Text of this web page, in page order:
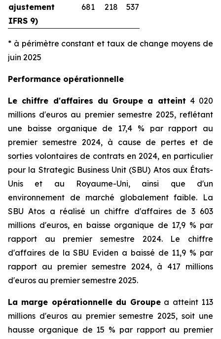
ajustement
IFRS 9)
681 218 537
* à périmètre constant et taux de change moyens de
juin 2025
Performance opérationnelle
Le chiffre d'affaires du Groupe a atteint 4 020
millions d'euros au premier semestre 2025, reflétant
une baisse organique de 17,4 % par rapport au
premier semestre 2024, à cause de pertes et de
sorties volontaires de contrats en 2024, en particulier
pour la Strategic Business Unit (SBU) Atos aux États-
Unis et au Royaume-Uni, ainsi que d'un
environnement de marché globalement faible. La
SBU Atos a réalisé un chiffre d'affaires de 3 603
millions d'euros, en baisse organique de 17,9 % par
rapport au premier semestre 2024. Le chiffre
d'affaires de la SBU Eviden a baissé de 11,9 % par
rapport au premier semestre 2024, à 417 millions
d'euros au premier semestre 2025.
La marge opérationnelle du Groupea atteint 113
millions d'euros au premier semestre 2025, soit une
hausse organique de 15 % par rapport au premier